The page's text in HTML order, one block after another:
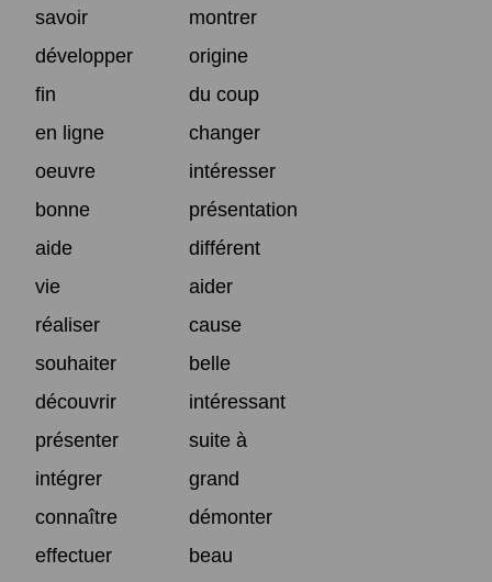
savoir
montrer
développer
origine
fin
du coup
en ligne
changer
oeuvre
intéresser
bonne
présentation
aide
différent
vie
aider
réaliser
cause
souhaiter
belle
découvrir
intéressant
présenter
suite à
intégrer
grand
connaître
démonter
effectuer
beau